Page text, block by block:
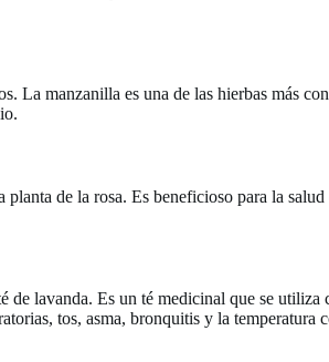
La manzanilla es una de las hierbas más
de la rosa. Es beneficioso para la
de lavanda. Es un té medicinal que se
tos, asma, bronquitis y la